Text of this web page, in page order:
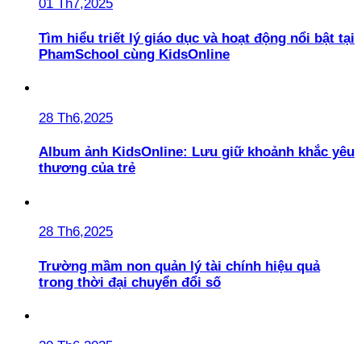
01 Th7,2025
Tìm hiểu triết lý giáo dục và hoạt động nổi bật tại
PhamSchool cùng KidsOnline
28 Th6,2025
Album ảnh KidsOnline: Lưu giữ khoảnh khắc yêu
thương của trẻ
28 Th6,2025
Trường mầm non quản lý tài chính hiệu quả
trong thời đại chuyển đổi số